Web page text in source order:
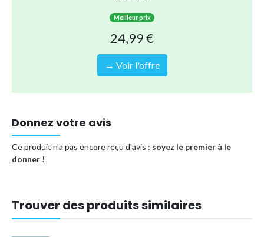
Facile à transporter, les Anneaux Gonflables de Brassards sont
Vous pouvez donc facilement les mettre dans vos bagages et les
emporter en vacances avec vous et vos enfants.
Meilleur prix
24,99 €
→ Voir l'offre
Donnez votre avis
Ce produit n'a pas encore reçu d'avis : soyez le premier à le
donner !
Trouver des produits similaires